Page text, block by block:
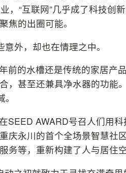
“互联网”几乎成了科技创新
焦的出圈可能。
外，却也在情理之中。
前的水槽还是传统的家居产
甚至还兼具净水器的功能。
SEED AWARD号召人们用
庆永川的首个全场景智慧社
等，重新构建了人与居住空